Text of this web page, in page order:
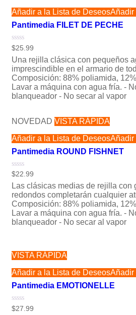
Añadir a la Lista de DeseosAñadir
Pantimedia FILET DE PECHE
Valorado
0
de
5
$25.99
Una rejilla clásica con pequeños
imprescindible en el armario de
Composición: 88% poliamida,
Lavar a máquina con agua fría. -
blanqueador - No secar al vapor
NOVEDAD VISTA RÁPIDA
Añadir a la Lista de DeseosAñadir
Pantimedia ROUND FISHNET
Valorado
0
de
5
$22.99
Las clásicas medias de rejilla con
redondos completarán cualquier
Composición: 88% poliamida,
Lavar a máquina con agua fría. -
blanqueador - No secar al vapor
VISTA RÁPIDA
Añadir a la Lista de DeseosAñadir
Pantimedia EMOTIONELLE
Valorado
$27.99